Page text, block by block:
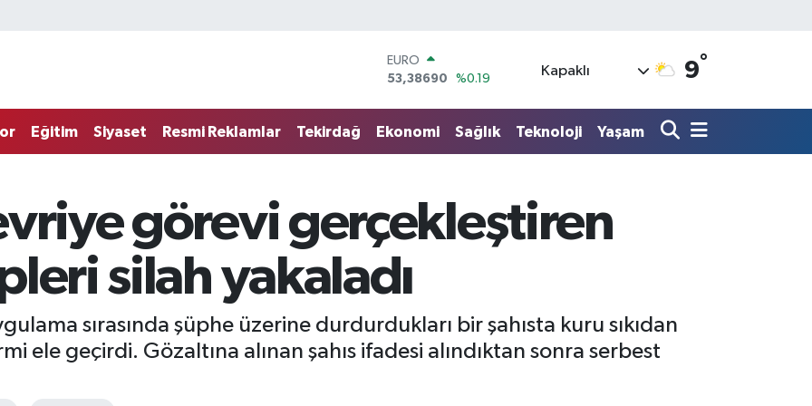
61,60380
6862,09000
%0.19
DOLAR
45,43620
%0.02
Kapaklı 9°
Eğitim Siyaset Resmi Reklamlar Tekirdağ Ekonomi Sağlık Teknoloji Yaşam
görevi gerçekleştiren
silah yakaladı
sırasında şüphe üzerine durdurdukları bir şahısta kuru sıkıdan
ele geçirdi. Gözaltına alınan şahıs ifadesi alındıktan sonra serbest